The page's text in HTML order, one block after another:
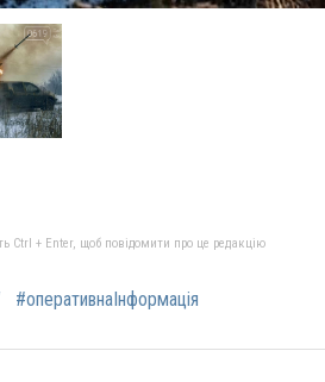
Ctrl + Enter, щоб повідомити про це редакцію
#оперативнаІнформація